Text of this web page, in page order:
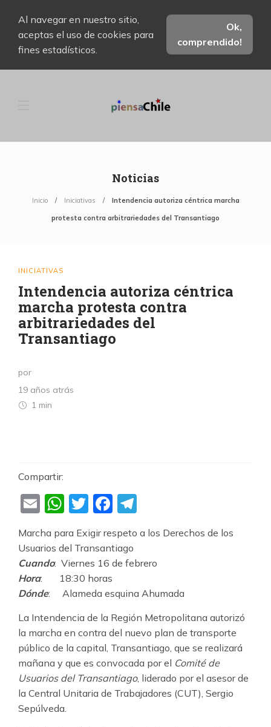
Al navegar en nuestro sitio,
aceptas el uso de cookies para
fines estadísticos.
Ok,
comprendido!
Noticias
Inicio Iniciativas Intendencia autoriza céntrica marcha
protesta contra arbitrariedades del Transantiago
INICIATIVAS
Intendencia autoriza céntrica
marcha protesta contra
arbitrariedades del
Transantiago
por
19 años atrás
1 min
Compartir:
EmailWhatsApp
TwitterFacebook
Marcha para Exigir respeto a los Derechos de los
Usuarios del Transantiago
Cuando: Viernes 16 de febrero
Hora: 18:30 horas
Dónde: Alameda esquina Ahumada
La Intendencia de la Región Metropolitana autorizó
la marcha en contra del nuevo plan de transporte
público de la capital, Transantiago, que se realizará
mañana y que es convocada por el Comité de
Usuarios del Transantiago, liderado por el asesor de
la Central Unitaria de Trabajadores (CUT), Sergio
Sepúlveda.